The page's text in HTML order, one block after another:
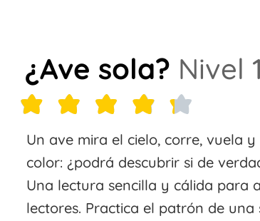
¿Ave sola? Nivel
Un ave mira el cielo, corre, vuela
color: ¿podrá descubrir si de
Una lectura sencilla y cálida para
lectores. Practica el patrón de